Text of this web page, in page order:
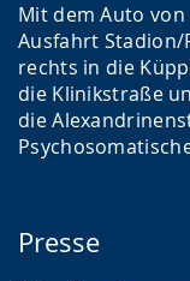
Mit dem Auto
Ausfahrt Stadion/
rechts in die
die Klinikstraße
die
Presse